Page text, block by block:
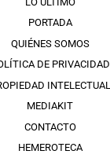
PORTADA
QUIÉNES SOMOS
DE PRIVACIDAD
INTELECTUAL
MEDIAKIT
CONTACTO
HEMEROTECA